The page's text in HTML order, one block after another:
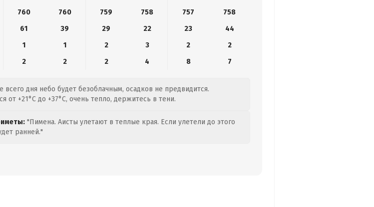
760 760 759 758 757
758
61 39 29 22 23
44
1 1 2 3 2
2
2 2 2 4 8 7
всего дня небо будет безоблачным, осадков не предвидится.
от +21°C до +37°C, очень тепло, держитесь в тени.
"Пимена. Аисты улетают в теплые края. Если улетели до этого
ранней."